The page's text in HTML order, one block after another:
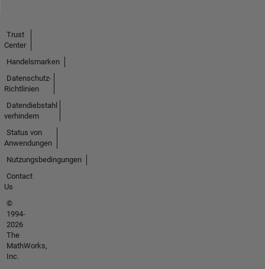
Trust
Center
Handelsmarken
Datenschutz-
Richtlinien
Datendiebstahl
verhindern
Status von
Anwendungen
Nutzungsbedingungen
Contact
Us
©
1994-
2026
The
MathWorks,
Inc.